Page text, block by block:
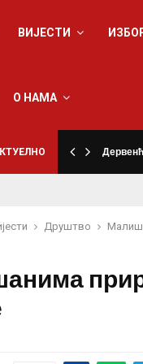
ВИЈЕСТИ
О НАМА
Друштво